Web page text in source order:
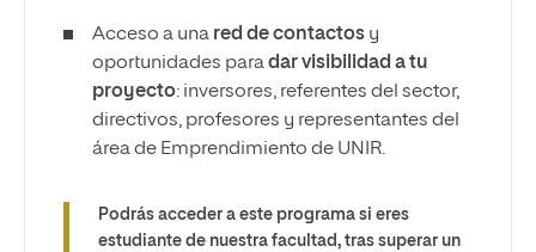
Acceso a una red de contactos y
oportunidades paradar visibilidad a tu
proyecto: inversores, referentes del sector,
directivos, profesores y representantes del
área de Emprendimiento de UNIR.
Podrás acceder a este programa si eres
estudiante de nuestra facultad, tras superar un